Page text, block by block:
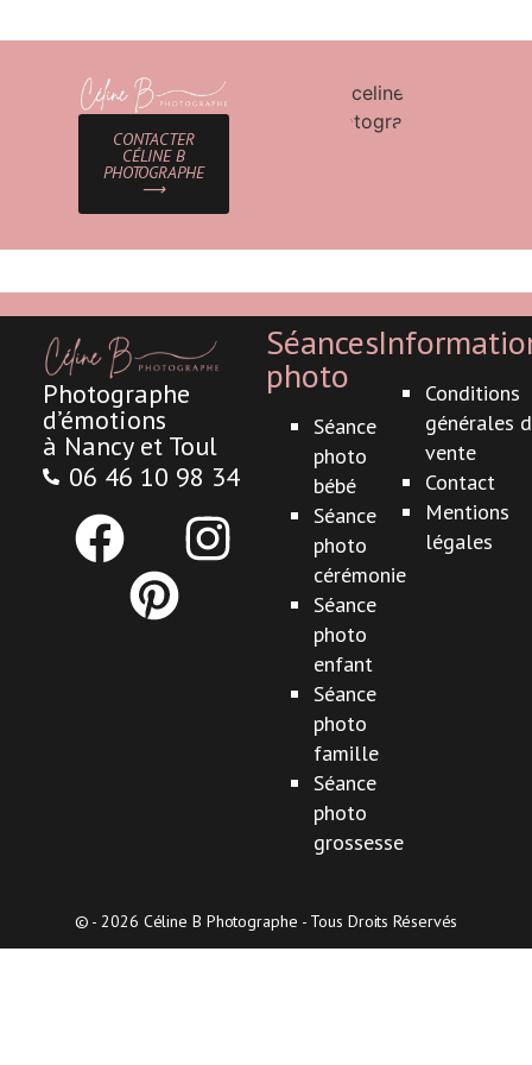
CONTACTER
CÉLINE B
PHOTOGRAPHE
⟶
Photographe
d’émotions
à Nancy et Toul
06 46 10 98 34
Séances
photo
Séance
photo
bébé
Séance
photo
cérémonie
Séance
photo
enfant
Séance
photo
famille
Séance
photo
grossesse
Conditions
générales
vente
Contact
Mentions
légales
© - 2026 Céline B Photographe - Tous Droits Réservés